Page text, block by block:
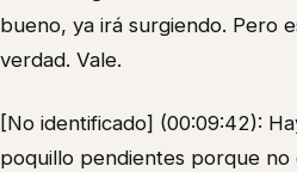
bueno, ya irá surgiendo. Pero
verdad. Vale.
[No identificado] (00:09:42):
poquillo pendientes porque no